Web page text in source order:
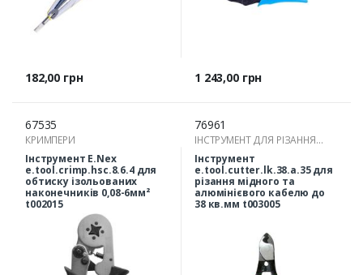
Ціна
182,00 грн Ціна
1 243,00 грн
67535
КРИМПЕРИ
Інструмент E.Nex
e.tool.crimp.hsc.8.6.4 для
обтиску ізольованих
наконечників 0,08-6мм²
t002015
76961
ІНСТРУМЕНТ ДЛЯ РІЗАННЯ
ПРОВОДІВ
Інструмент
e.tool.cutter.lk.38.a.35 для
різання мідного та
алюмінієвого кабелю до
38 кв.мм t003005